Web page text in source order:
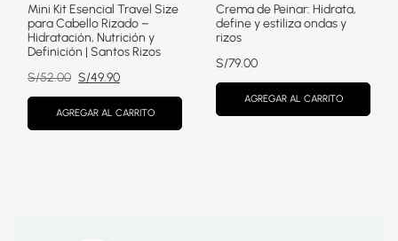
Mini Kit Esencial Travel Size
para Cabello Rizado –
Hidratación, Nutrición y
Definición | Santos Rizos
S/52.00 El
precio
original
era:
S/49.90El
precio
actual
es:
AGREGAR AL CARRITO
Crema de Peinar: Hidrata,
define y estiliza ondas y
rizos
S/79.00
AGREGAR AL CARRITO